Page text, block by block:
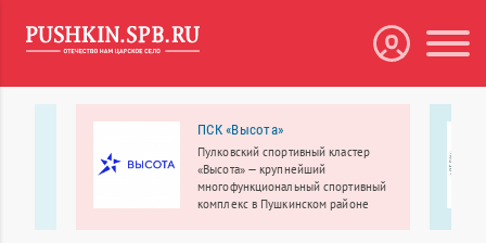
ПСК «Высота»
Пулковский спортивный кластер
«Высота» — крупнейший
многофункциональный спортивный
комплекс в Пушкинском районе